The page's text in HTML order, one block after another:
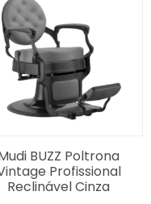
BUZZ Poltrona
Profissional
Reclinável Cinza